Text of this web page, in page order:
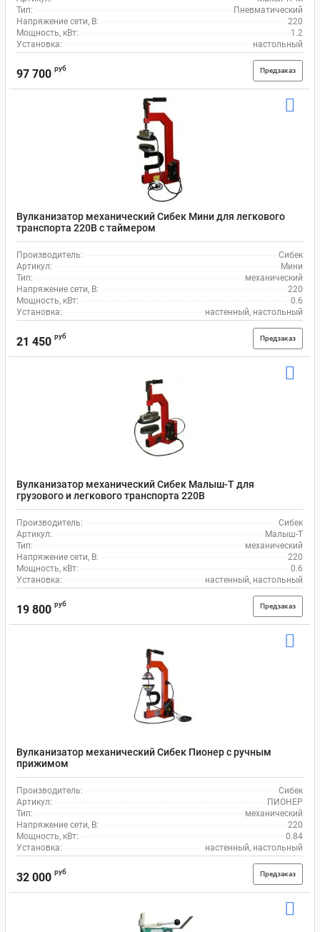
Тип:
Пневматический
Напряжение сети, В:
220
Мощность, кВт:
1.2
Установка:
настольный
97 700 руб Предзаказ
Вулканизатор механический Сибек Мини для легкового
транспорта 220В с таймером
Производитель:
Сибек
Артикул:
Мини
Тип:
механический
Напряжение сети, В:
220
Мощность, кВт:
0.6
Установка:
настенный, настольный
21 450 руб Предзаказ
Вулканизатор механический Сибек Малыш-Т для
грузового и легкового транспорта 220В
Производитель:
Сибек
Артикул:
Малыш-Т
Тип:
механический
Напряжение сети, В:
220
Мощность, кВт:
0.6
Установка:
настенный, настольный
19 800 руб Предзаказ
Вулканизатор механический Сибек Пионер с ручным
прижимом
Производитель:
Сибек
Артикул:
ПИОНЕР
Тип:
механический
Напряжение сети, В:
220
Мощность, кВт:
0.84
Установка:
настенный, настольный
32 000 руб Предзаказ